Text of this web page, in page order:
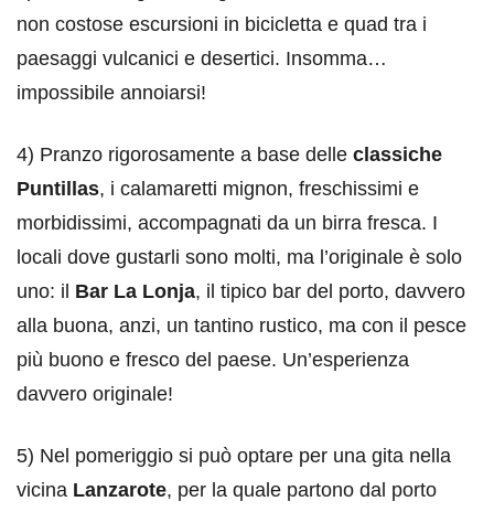
non costose escursioni in bicicletta e quad tra i
paesaggi vulcanici e desertici. Insomma…
impossibile annoiarsi!
4) Pranzo rigorosamente a base delle classiche
Puntillas, i calamaretti mignon, freschissimi e
morbidissimi, accompagnati da un birra fresca. I
locali dove gustarli sono molti, ma l’originale è solo
uno: il Bar La Lonja, il tipico bar del porto, davvero
alla buona, anzi, un tantino rustico, ma con il pesce
più buono e fresco del paese. Un’esperienza
davvero originale!
5) Nel pomeriggio si può optare per una gita nella
vicina Lanzarote, per la quale partono dal porto